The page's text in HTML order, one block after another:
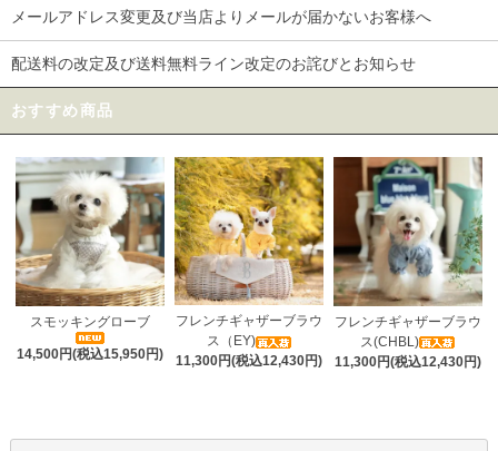
メールアドレス変更及び当店よりメールが届かないお客様へ
配送料の改定及び送料無料ライン改定のお詫びとお知らせ
おすすめ商品
スモッキングローブ
14,500円(税込15,950円)
フレンチギャザーブラウ
ス（EY)
11,300円(税込12,430円)
フレンチギャザーブラウ
ス(CHBL)
11,300円(税込12,430円)